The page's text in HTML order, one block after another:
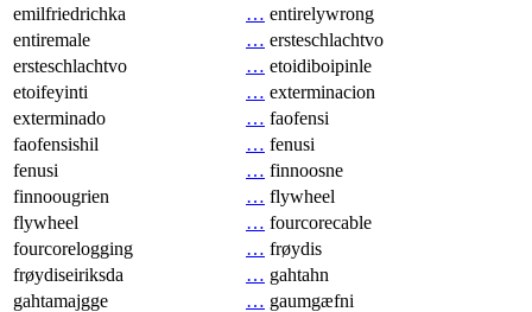
emilfriedrichka
… entirelywrong
entiremale
… ersteschlachtvo
ersteschlachtvo
… etoidiboipinle
etoifeyinti
… exterminacion
exterminado
… faofensi
faofensishil
… fenusi
fenusi
… finnoosne
finnoougrien
… flywheel
flywheel
… fourcorecable
fourcorelogging
… frøydis
frøydiseiriksda
… gahtahn
gahtamajgge
… gaumgæfni